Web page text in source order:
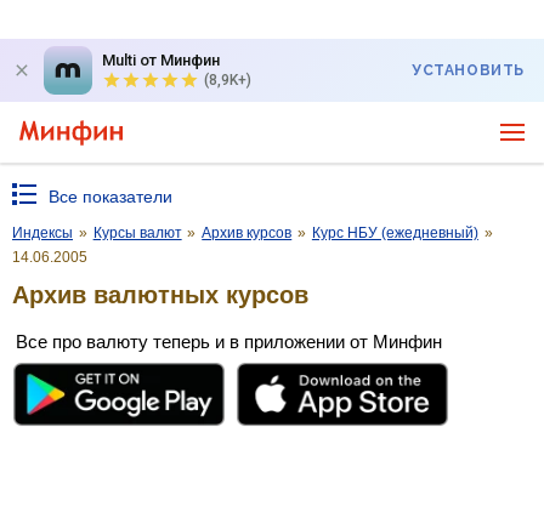
Multi от Минфин
(8,9K+)
УСТАНОВИТЬ
Все показатели
Индексы » Курсы валют » Архив курсов » Курс НБУ (ежедневный) »
14.06.2005
Архив валютных курсов
Все про валюту теперь и в приложении от Минфин